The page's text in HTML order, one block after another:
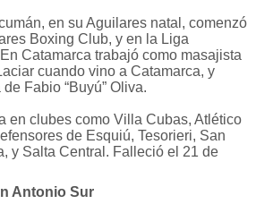
en su Aguilares natal, comenzó
Boxing Club, y en la Liga
Catamarca trabajó como masajista
cuando vino a Catamarca, y
Fabio “Buyú” Oliva.
en clubes como Villa Cubas, Atlético
de Esquiú, Tesorieri, San
y Salta Central. Falleció el 21 de
Antonio Sur